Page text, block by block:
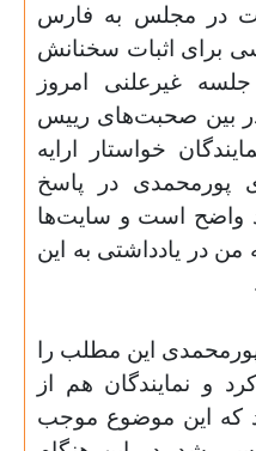
در مجلس به فارس
برای اثبات سخنانش
غیرعلنی امروز
بین صحبت‌های رییس
خواستار ارایه
پورمحمدی در پاسخ
واضح است و سایت‌ها
من در یادداشتی به این
پورمحمدی این مطلب را
و نمایندگان هم از
که این موضوع موجب